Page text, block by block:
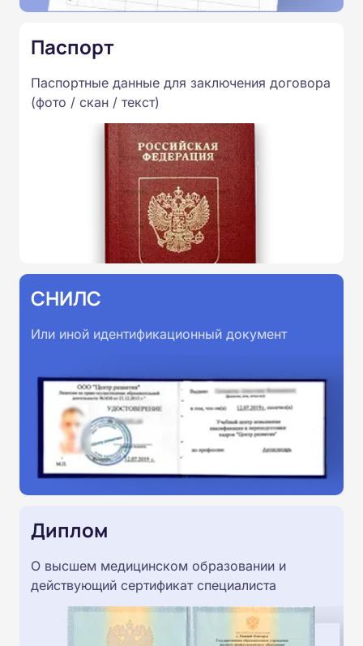
Паспорт
Паспортные данные для заключения договора
(фото / скан / текст)
СНИЛС
Или иной идентификационный документ
Диплом
О высшем медицинском образовании и
действующий сертификат специалиста